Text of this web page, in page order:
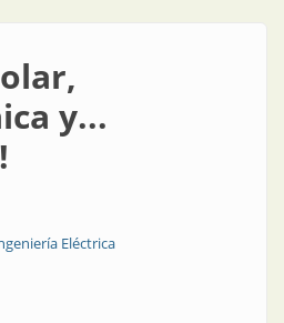
y...
Eléctrica